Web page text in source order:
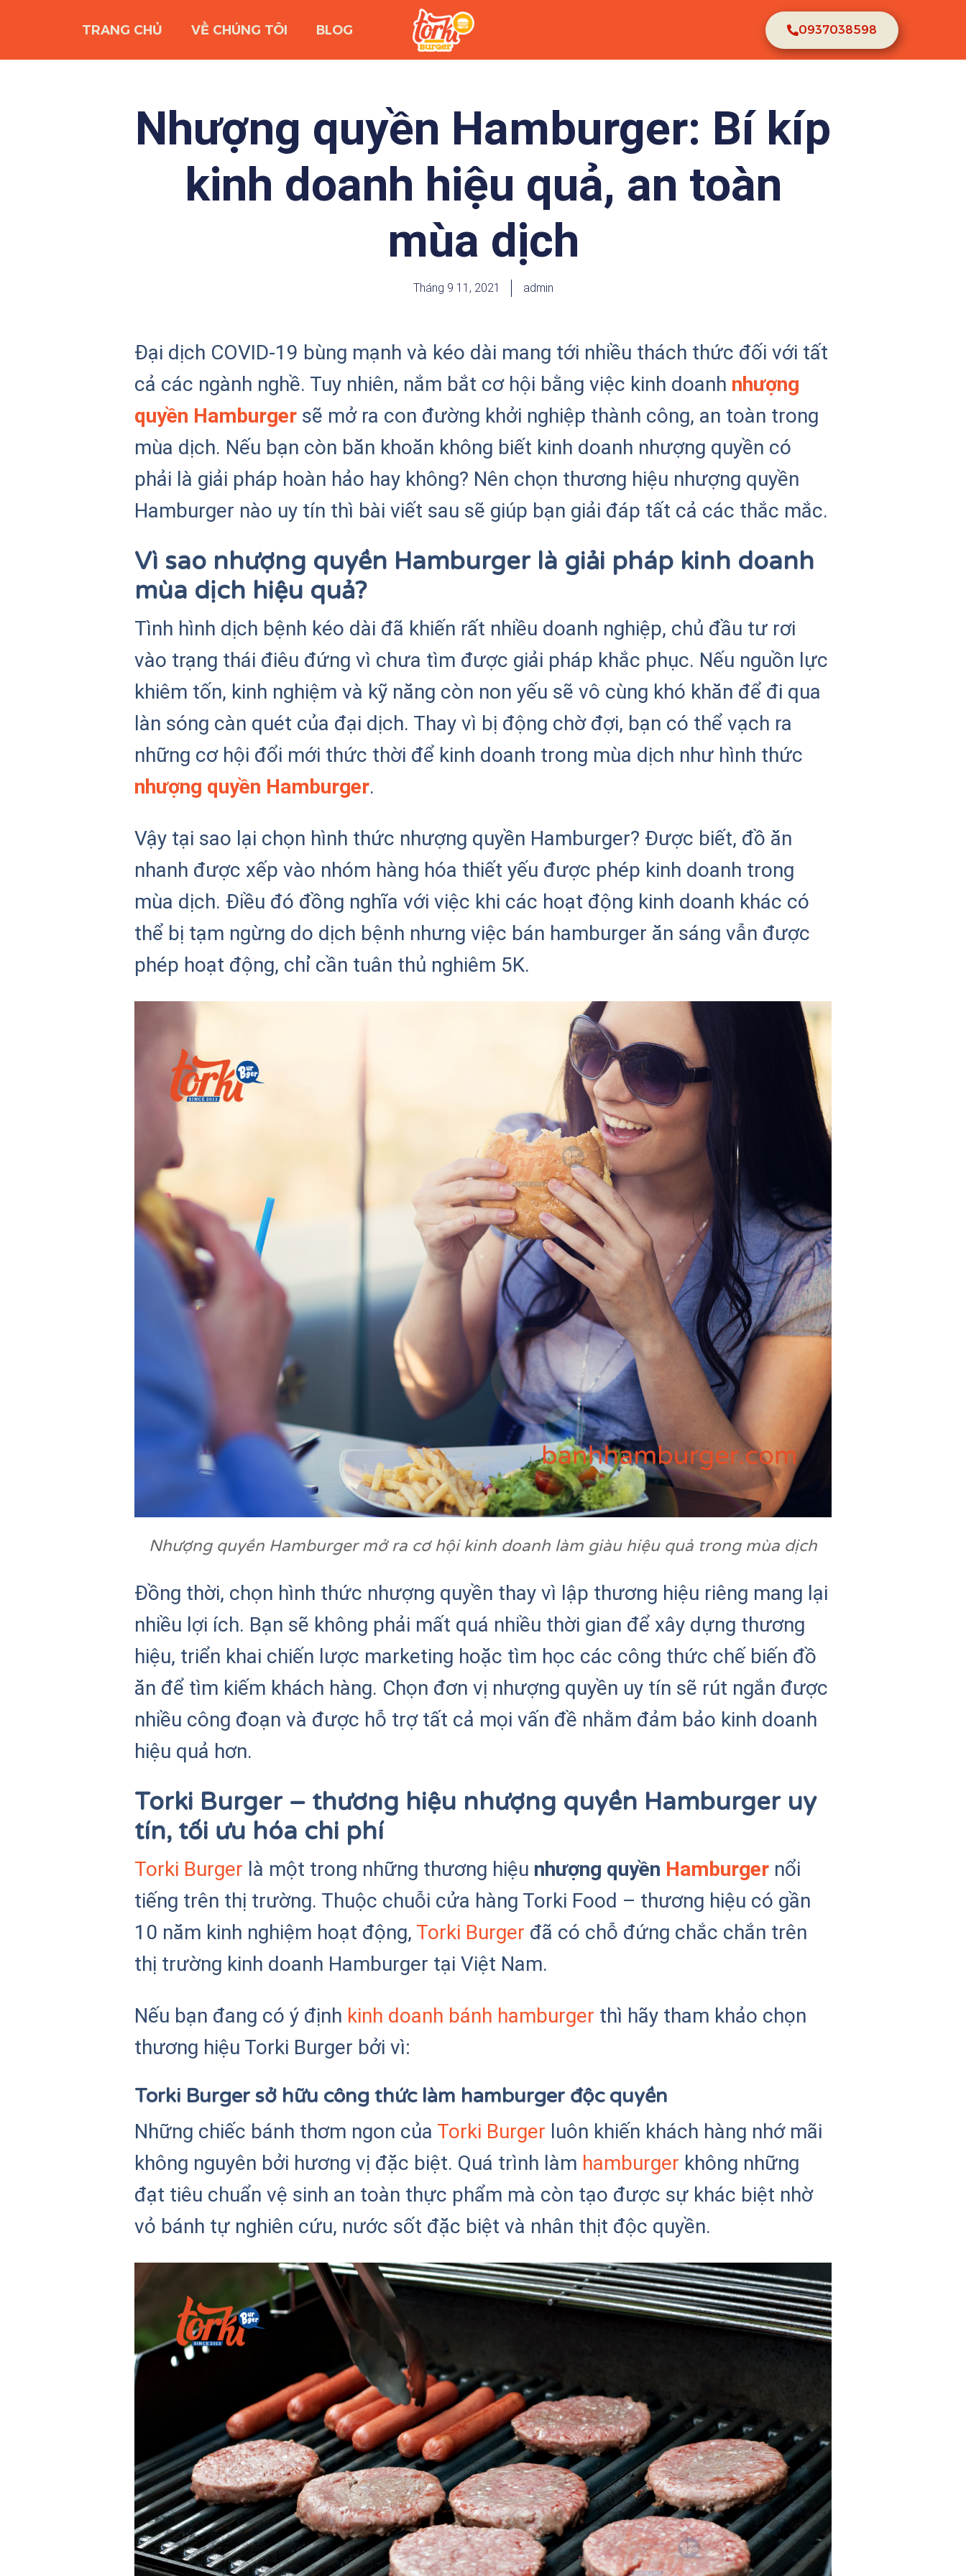
TRANG CHỦ VỀ CHÚNG TÔI BLOG 0937038598
Nhượng quyền Hamburger: Bí kíp
kinh doanh hiệu quả, an toàn
mùa dịch
Tháng 9 11, 2021 admin
Đại dịch COVID-19 bùng mạnh và kéo dài mang tới nhiều thách thức đối với tất
cả các ngành nghề. Tuy nhiên, nắm bắt cơ hội bằng việc kinh doanh nhượng
quyền Hamburger sẽ mở ra con đường khởi nghiệp thành công, an toàn trong
mùa dịch. Nếu bạn còn băn khoăn không biết kinh doanh nhượng quyền có
phải là giải pháp hoàn hảo hay không? Nên chọn thương hiệu nhượng quyền
Hamburger nào uy tín thì bài viết sau sẽ giúp bạn giải đáp tất cả các thắc mắc.
Vì sao nhượng quyền Hamburger là giải pháp kinh doanh
mùa dịch hiệu quả?
Tình hình dịch bệnh kéo dài đã khiến rất nhiều doanh nghiệp, chủ đầu tư rơi
vào trạng thái điêu đứng vì chưa tìm được giải pháp khắc phục. Nếu nguồn lực
khiêm tốn, kinh nghiệm và kỹ năng còn non yếu sẽ vô cùng khó khăn để đi qua
làn sóng càn quét của đại dịch. Thay vì bị động chờ đợi, bạn có thể vạch ra
những cơ hội đổi mới thức thời để kinh doanh trong mùa dịch như hình thức
nhượng quyền Hamburger.
Vậy tại sao lại chọn hình thức nhượng quyền Hamburger? Được biết, đồ ăn
nhanh được xếp vào nhóm hàng hóa thiết yếu được phép kinh doanh trong
mùa dịch. Điều đó đồng nghĩa với việc khi các hoạt động kinh doanh khác có
thể bị tạm ngừng do dịch bệnh nhưng việc bán hamburger ăn sáng vẫn được
phép hoạt động, chỉ cần tuân thủ nghiêm 5K.
Nhượng quyền Hamburger mở ra cơ hội kinh doanh làm giàu hiệu quả trong mùa dịch
Đồng thời, chọn hình thức nhượng quyền thay vì lập thương hiệu riêng mang lại
nhiều lợi ích. Bạn sẽ không phải mất quá nhiều thời gian để xây dựng thương
hiệu, triển khai chiến lược marketing hoặc tìm học các công thức chế biến đồ
ăn để tìm kiếm khách hàng. Chọn đơn vị nhượng quyền uy tín sẽ rút ngắn được
nhiều công đoạn và được hỗ trợ tất cả mọi vấn đề nhằm đảm bảo kinh doanh
hiệu quả hơn.
Torki Burger – thương hiệu nhượng quyền Hamburger uy
tín, tối ưu hóa chi phí
Torki Burger là một trong những thương hiệu nhượng quyền Hamburger nổi
tiếng trên thị trường. Thuộc chuỗi cửa hàng Torki Food – thương hiệu có gần
10 năm kinh nghiệm hoạt động, Torki Burger đã có chỗ đứng chắc chắn trên
thị trường kinh doanh Hamburger tại Việt Nam.
Nếu bạn đang có ý định kinh doanh bánh hamburger thì hãy tham khảo chọn
thương hiệu Torki Burger bởi vì:
Torki Burger sở hữu công thức làm hamburger độc quyền
Những chiếc bánh thơm ngon của Torki Burger luôn khiến khách hàng nhớ mãi
không nguyên bởi hương vị đặc biệt. Quá trình làm hamburger không những
đạt tiêu chuẩn vệ sinh an toàn thực phẩm mà còn tạo được sự khác biệt nhờ
vỏ bánh tự nghiên cứu, nước sốt đặc biệt và nhân thịt độc quyền.